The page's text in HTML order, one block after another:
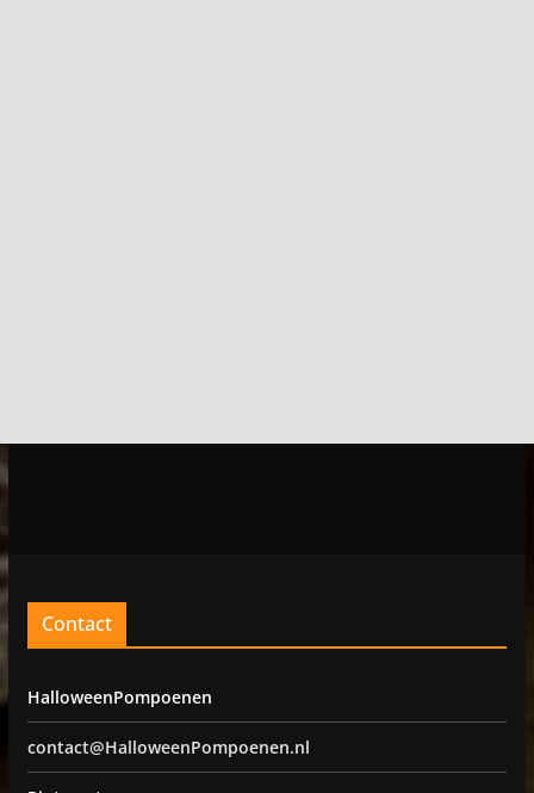
Contact
HalloweenPompoenen
contact@HalloweenPompoenen.nl